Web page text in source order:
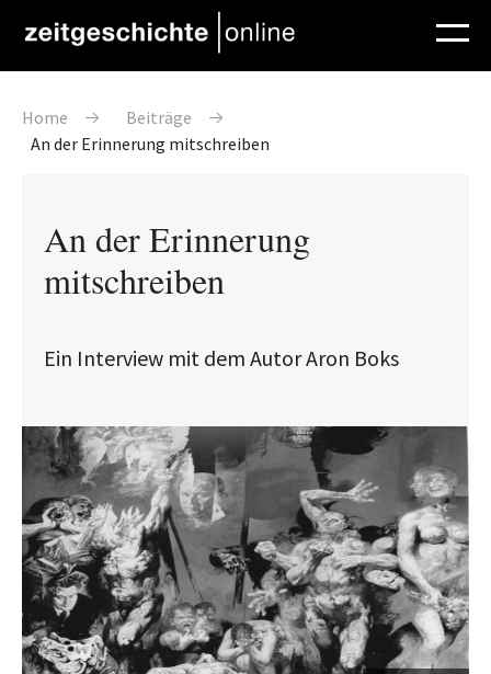
Pfadnavigation
Home
Beiträge
An der Erinnerung mitschreiben
An der Erinnerung
mitschreiben
Ein Interview mit dem Autor Aron Boks